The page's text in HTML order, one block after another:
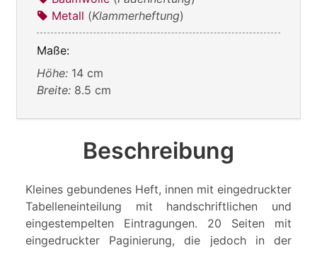
Metall (Klammerheftung)
Maße:
Höhe: 14 cm
Breite: 8.5 cm
Beschreibung
Kleines gebundenes Heft, innen mit eingedruckter
Tabelleneinteilung mit handschriftlichen und
eingestempelten Eintragungen. 20 Seiten mit
eingedruckter Paginierung, die jedoch in der